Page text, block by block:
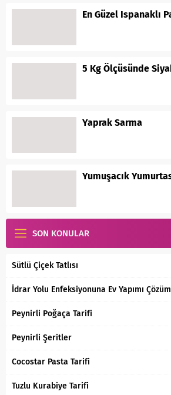
En Güzel Ispanaklı
5 Kg Ölçüsünde
Yaprak Sarma
Yumuşacık
SON KONULAR
Sütlü Çiçek Tatlısı
İdrar Yolu Enfeksiyonuna Ev Yapımı Çözüm
Peynirli Poğaça Tarifi
Peynirli Şeritler
Cocostar Pasta Tarifi
Tuzlu Kurabiye Tarifi